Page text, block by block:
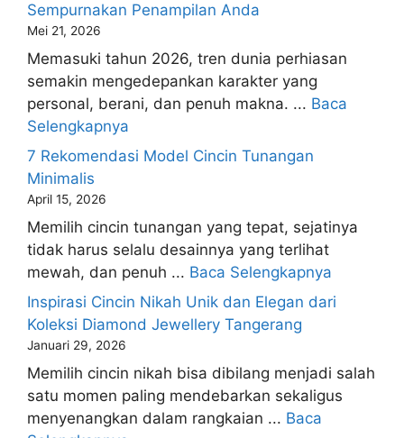
Sempurnakan Penampilan Anda
Mei 21, 2026
Memasuki tahun 2026, tren dunia perhiasan
semakin mengedepankan karakter yang
personal, berani, dan penuh makna. ... Baca
Selengkapnya
7 Rekomendasi Model Cincin Tunangan
Minimalis
April 15, 2026
Memilih cincin tunangan yang tepat, sejatinya
tidak harus selalu desainnya yang terlihat
mewah, dan penuh ... Baca Selengkapnya
Inspirasi Cincin Nikah Unik dan Elegan dari
Koleksi Diamond Jewellery Tangerang
Januari 29, 2026
Memilih cincin nikah bisa dibilang menjadi salah
satu momen paling mendebarkan sekaligus
menyenangkan dalam rangkaian ... Baca